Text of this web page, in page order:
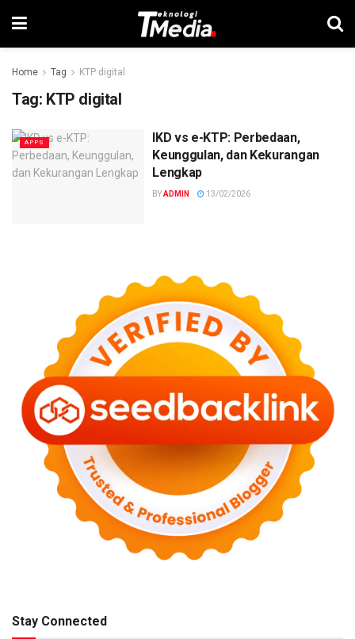
Home Tag KTP digital
Tag: KTP digital
APPS
IKD vs e-KTP: Perbedaan,
Keunggulan, dan Kekurangan
Lengkap
BYADMIN 13/02/2026
Stay Connected